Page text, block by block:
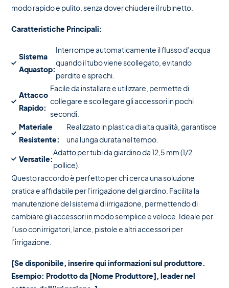
modo rapido e pulito, senza dover chiudere il rubinetto.
Caratteristiche Principali:
Sistema
Aquastop:
Interrompe automaticamente il flusso d’acqua
quando il tubo viene scollegato, evitando
perdite e sprechi.
Attacco
Rapido:
Facile da installare e utilizzare, permette di
collegare e scollegare gli accessori in pochi
secondi.
Materiale
Resistente:
Realizzato in plastica di alta qualità, garantisce
una lunga durata nel tempo.
Versatile:
Adatto per tubi da giardino da 12,5 mm (1/2
pollice).
Questo raccordo è perfetto per chi cerca una soluzione
pratica e affidabile per l’irrigazione del giardino. Facilita la
manutenzione del sistema di irrigazione, permettendo di
cambiare gli accessori in modo semplice e veloce. Ideale per
l’uso con irrigatori, lance, pistole e altri accessori per
l’irrigazione.
[Se disponibile, inserire qui informazioni sul produttore.
Esempio: Prodotto da [Nome Produttore], leader nel